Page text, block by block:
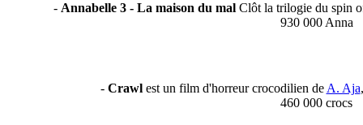
- Annabelle 3 - La maison du mal Clôt la trilogie du spin
930 000 Anna
-Crawl est un film d'horreur crocodilien de A. Aja
460 000 crocs